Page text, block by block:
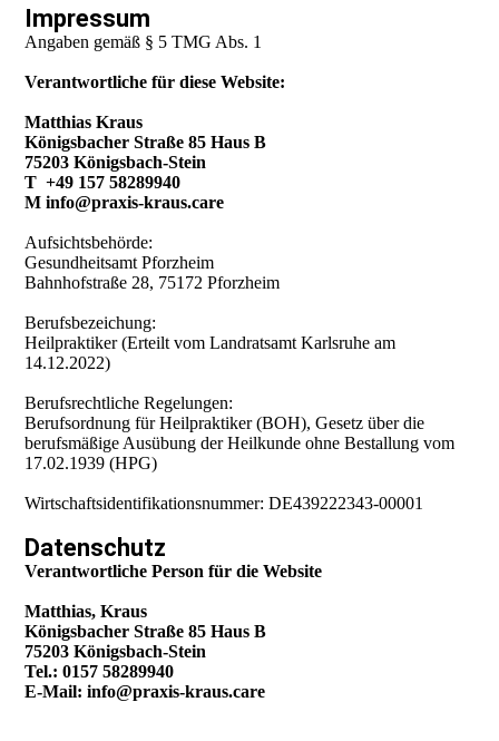
Impressum
Angaben gemäß § 5 TMG Abs. 1
Verantwortliche für diese Website:
Matthias Kraus
Königsbacher Straße 85 Haus B
75203 Königsbach-Stein
T +49 157 58289940
M info@praxis-kraus.care
Aufsichtsbehörde:
Gesundheitsamt Pforzheim
Bahnhofstraße 28, 75172 Pforzheim
Berufsbezeichung:
Heilpraktiker (Erteilt vom Landratsamt Karlsruhe am
14.12.2022)
Berufsrechtliche Regelungen:
Berufsordnung für Heilpraktiker (BOH), Gesetz über die
berufsmäßige Ausübung der Heilkunde ohne Bestallung vom
17.02.1939 (HPG)
Wirtschaftsidentifikationsnummer: DE439222343-00001
Datenschutz
Verantwortliche Person für die Website
Matthias, Kraus
Königsbacher Straße 85 Haus B
75203 Königsbach-Stein
Tel.: 0157 58289940
E-Mail: info@praxis-kraus.care